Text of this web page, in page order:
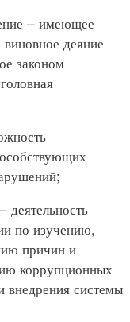
– имеющее
деяние
законом
по изучению,
причин и
коррупционных
внедрения системы